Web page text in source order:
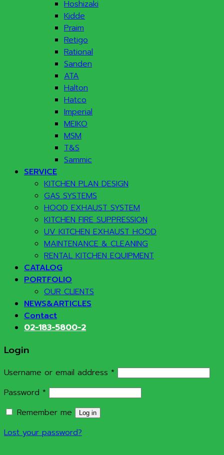
Hoshizaki
Kidde
Praim
Retigo
Rational
Sanden
ATA
Halton
Hatco
Imperial
MEIKO
MSM
T&S
Sammic
SERVICE
KITCHEN PLAN DESIGN
GAS SYSTEMS
HOOD EXHAUST SYSTEM
KITCHEN FIRE SUPPRESSION
UV KITCHEN EXHAUST HOOD
MAINTENANCE & CLEANING
RENTAL KITCHEN EQUIPMENT
CATALOG
PORTFOLIO
OUR CLIENTS
NEWS&ARTICLES
Contact
02-183-5800-2
Login
Username or email address * Required
Password * Required
Remember me
Log in
Lost your password?